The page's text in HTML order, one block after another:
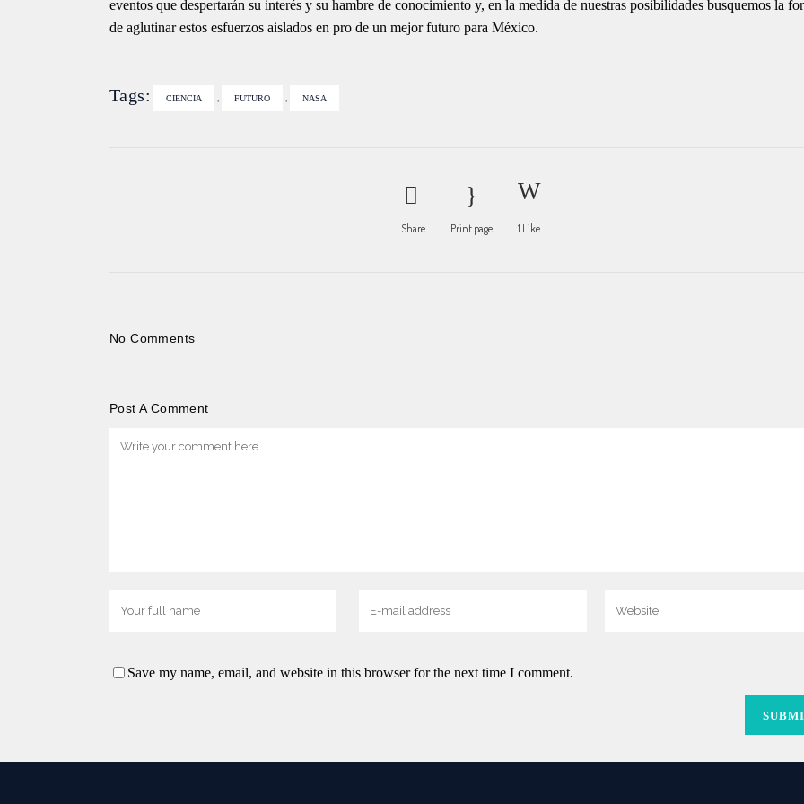
eventos que despertarán su interés y su hambre de conocimiento y, en la medida de nuestras posibilidades busquemos la
de aglutinar estos esfuerzos aislados en pro de un mejor futuro para México.
Tags: CIENCIA , FUTURO , NASA
Share Print page 1 Like
No Comments
Post A Comment
Save my name, email, and website in this browser for the next time I comment.